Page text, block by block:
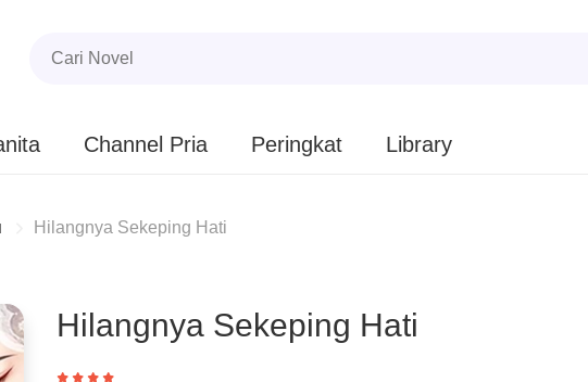
Channel Pria Peringkat Library
Hilangnya Sekeping Hati
Hilangnya Sekeping Hati